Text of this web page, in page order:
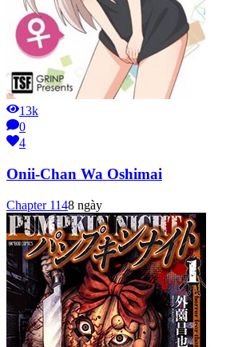
13k
0
4
Onii-Chan Wa Oshimai
Chapter 1148 ngày